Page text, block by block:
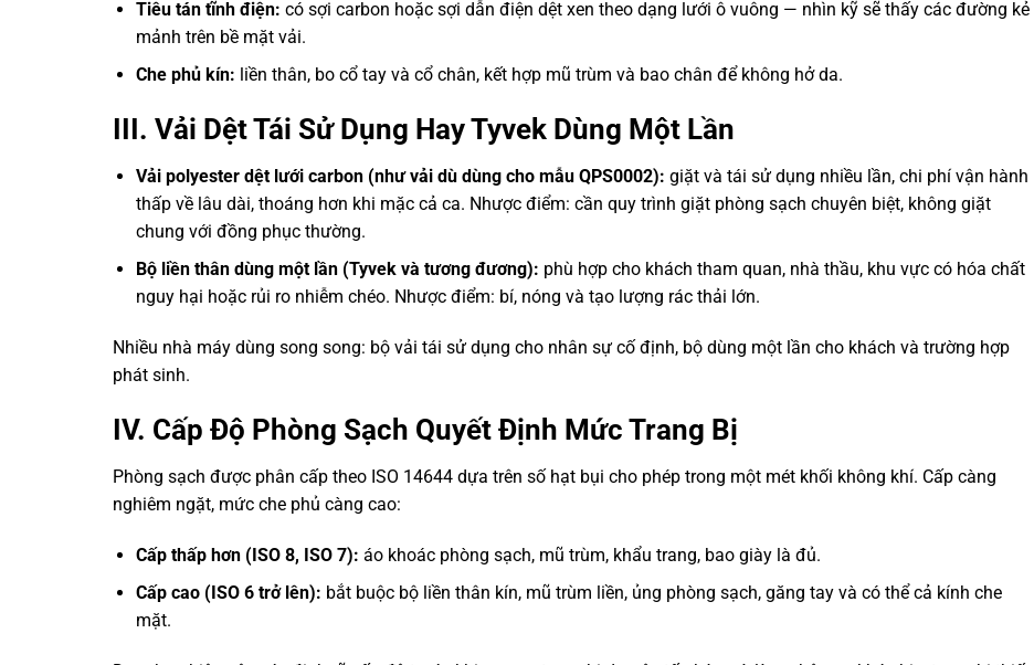
Tiêu tán tĩnh điện: có sợi carbon hoặc sợi dẫn điện dệt xen theo dạng lưới ô vuông — nhìn kỹ sẽ thấy các đường kẻ
mảnh trên bề mặt vải.
Che phủ kín: liền thân, bo cổ tay và cổ chân, kết hợp mũ trùm và bao chân để không hở da.
III. Vải Dệt Tái Sử Dụng Hay Tyvek Dùng Một Lần
Vải polyester dệt lưới carbon (như vải dù dùng cho mẫu QPS0002): giặt và tái sử dụng nhiều lần, chi phí vận hành
thấp về lâu dài, thoáng hơn khi mặc cả ca. Nhược điểm: cần quy trình giặt phòng sạch chuyên biệt, không giặt
chung với đồng phục thường.
Bộ liền thân dùng một lần (Tyvek và tương đương): phù hợp cho khách tham quan, nhà thầu, khu vực có hóa chất
nguy hại hoặc rủi ro nhiễm chéo. Nhược điểm: bí, nóng và tạo lượng rác thải lớn.
Nhiều nhà máy dùng song song: bộ vải tái sử dụng cho nhân sự cố định, bộ dùng một lần cho khách và trường hợp
phát sinh.
IV. Cấp Độ Phòng Sạch Quyết Định Mức Trang Bị
Phòng sạch được phân cấp theo ISO 14644 dựa trên số hạt bụi cho phép trong một mét khối không khí. Cấp càng
nghiêm ngặt, mức che phủ càng cao:
Cấp thấp hơn (ISO 8, ISO 7): áo khoác phòng sạch, mũ trùm, khẩu trang, bao giày là đủ.
Cấp cao (ISO 6 trở lên): bắt buộc bộ liền thân kín, mũ trùm liền, ủng phòng sạch, găng tay và có thể cả kính che
mặt.